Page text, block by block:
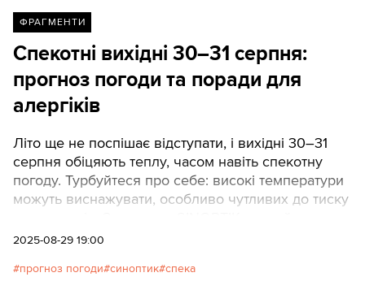
ФРАГМЕНТИ
Спекотні вихідні 30–31 серпня:
прогноз погоди та поради для
алергіків
Літо ще не поспішає відступати, і вихідні 30–31
серпня обіцяють теплу, часом навіть спекотну
погоду. Турбуйтеся про себе: високі температури
можуть виснажувати, особливо чутливих до тиску
всій країні показники на термометрах
а сухе повітря підсилюватиме ризик пожеж.
2025-08-29 19:00
прогноз погоди синоптик спека